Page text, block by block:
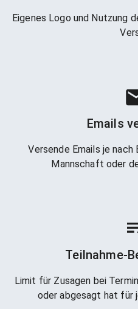
Eigenes Logo und Nutzung
Emails
Versende Emails je nach
Mannschaft oder
Teilnahme-
Limit für Zusagen bei
oder abgesagt hat für